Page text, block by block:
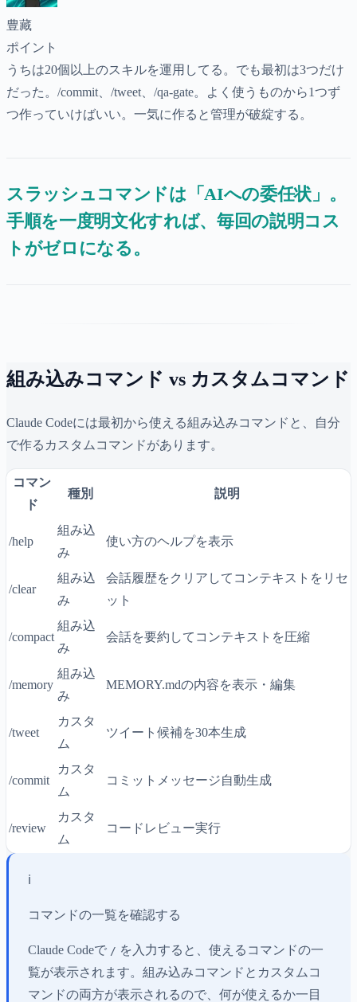
豊藏
ポイント
うちは20個以上のスキルを運用してる。でも最初は3つだけ
だった。/commit、/tweet、/qa-gate。よく使うものから1つず
つ作っていけばいい。一気に作ると管理が破綻する。
スラッシュコマンドは「AIへの委任状」。
手順を一度明文化すれば、毎回の説明コス
トがゼロになる。
組み込みコマンド vs カスタムコマンド
Claude Codeには最初から使える組み込みコマンドと、自分
で作るカスタムコマンドがあります。
コマン
ド
種別 説明
/help
組み込
み
使い方のヘルプを表示
/clear
組み込
み
会話履歴をクリアしてコンテキストをリセ
ット
/compact
組み込
み
会話を要約してコンテキストを圧縮
/memory
組み込
み
MEMORY.mdの内容を表示・編集
/tweet
カスタ
ム
ツイート候補を30本生成
/commit
カスタ
ム
コミットメッセージ自動生成
/review
カスタ
ム
コードレビュー実行
ℹ️
コマンドの一覧を確認する
Claude Codeで / を入力すると、使えるコマンドの一
覧が表示されます。組み込みコマンドとカスタムコ
マンドの両方が表示されるので、何が使えるか一目